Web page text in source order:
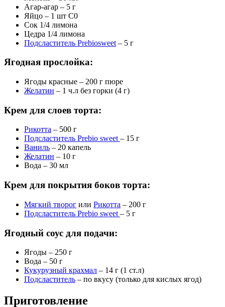
Агар-агар – 5 г
Яйцо – 1 шт С0
Сок 1/4 лимона
Цедра 1/4 лимона
Подсластитель Prebiosweet – 5 г
Ягодная прослойка:
Ягоды красные – 200 г пюре
Желатин – 1 ч.л без горки (4 г)
Крем для слоев торта:
Рикотта – 500 г
Подсластитель Prebio sweet – 15 г
Ваниль – 20 капель
Желатин – 10 г
Вода – 30 мл
Крем для покрытия боков торта:
Мягкий творог или Рикотта – 200 г
Подсластитель Prebio sweet – 5 г
Ягодный соус для подачи:
Ягоды – 250 г
Вода – 50 г
Кукурузный крахмал – 14 г (1 ст.л)
Подсластитель – по вкусу (только для кислых ягод)
Приготовление